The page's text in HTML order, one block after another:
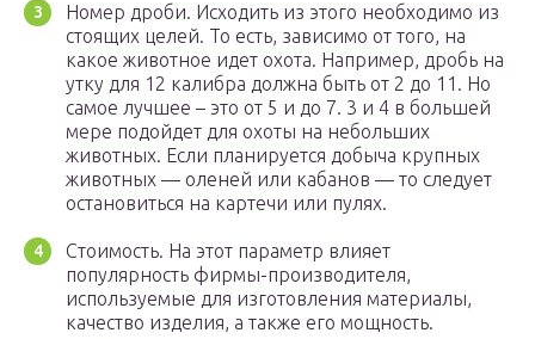
Номер дроби. Исходить из этого необходимо из
стоящих целей. То есть, зависимо от того, на
какое животное идет охота. Например, дробь на
утку для 12 калибра должна быть от 2 до 11. Но
самое лучшее – это от 5 и до 7. 3 и 4 в большей
мере подойдет для охоты на небольших
животных. Если планируется добыча крупных
животных — оленей или кабанов — то следует
остановиться на картечи или пулях.
Стоимость. На этот параметр влияет
популярность фирмы-производителя,
используемые для изготовления материалы,
качество изделия, а также его мощность.